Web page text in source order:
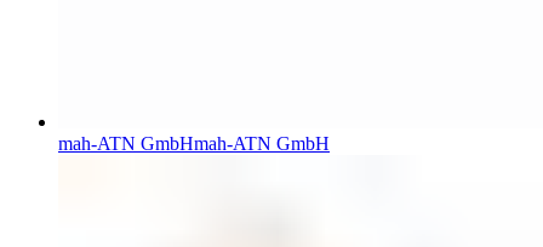
mah-ATN GmbHmah-ATN GmbH